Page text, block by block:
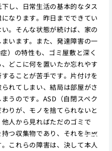
し、日常生活の基本的なタス
なります。昨日までできてい
。そんな状態が続けば、家の
います。また、発達障害の一
）の特性も、ゴミ屋敷と深く
どこに何を置いたか忘れやす
ることが苦手です。片付けを
れてしまい、結局は部屋がさ
うのです。ASD（自閉スペク
りが、モノを捨てられないと
人から見ればただのゴミで
つ収集物であり、それを手放
これらの障害は、決して本人